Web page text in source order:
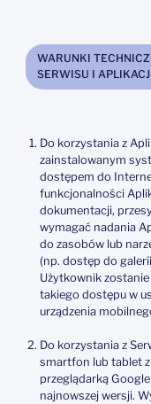
WARUNKI
SERWISU I
Do korzystania z
zainstalowanym
dostępem do
funkcjonalności
dokumentacji,
wymagać nadania
do zasobów lub
(np. dostęp do
Użytkownik
takiego dostępu w
urządzenia
Do korzystania z
smartfon lub tablet
przeglądarką
najnowszej wersji.